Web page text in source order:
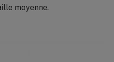
moyenne.